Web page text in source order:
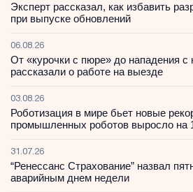
Эксперт рассказал, как избавить
при выпуске обновлений
06.08.26
От «курочки с пюре» до нападения с
рассказали о работе на выезде
03.08.26
Роботизация в мире бьет новые
промышленных роботов выросло на
31.07.26
“Ренессанс Страхование” назвал
аварийным днем недели